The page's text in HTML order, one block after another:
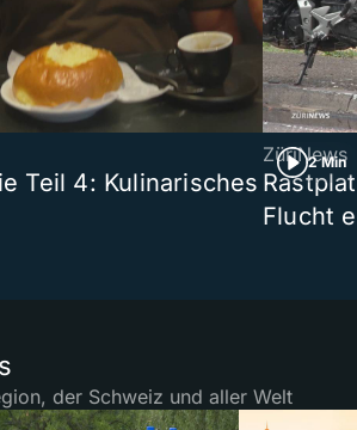
Teil 4: Kulinarisches
2 Min
ZüriNews
Flucht
der Schweiz und aller Welt